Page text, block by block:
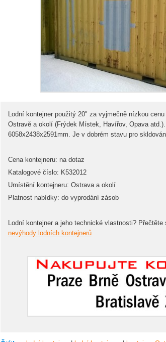
Lodní kontejner použitý 20" za vyjmečně nízkou
Ostravě a okolí (Frýdek Místek, Havířov, Opava
6058x2438x2591mm. Je v dobrém stavu pro
Cena kontejneru: na dotaz
Katalogové číslo: K532012
Umístění kontejneru: Ostrava a okolí
Platnost nabídky: do vyprodání zásob
Lodní kontejner a jeho technické vlastnosti? Přečtěte
nevýhody lodních kontejnerů